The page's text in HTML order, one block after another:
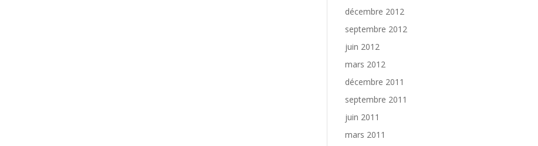
décembre 2012
septembre 2012
juin 2012
mars 2012
décembre 2011
septembre 2011
juin 2011
mars 2011